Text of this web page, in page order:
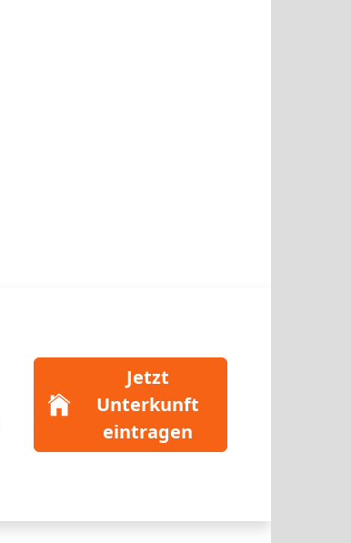
Jetzt
Unterkunft
eintragen